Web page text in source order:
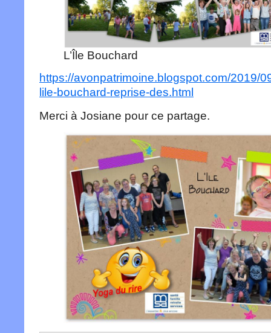
L’Île Bouchard
https://avonpatrimoine.blogspot.com/2019/
lile-bouchard-reprise-des.html
Merci à Josiane pour ce partage.